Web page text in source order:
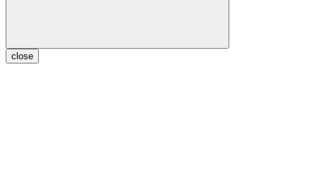
close